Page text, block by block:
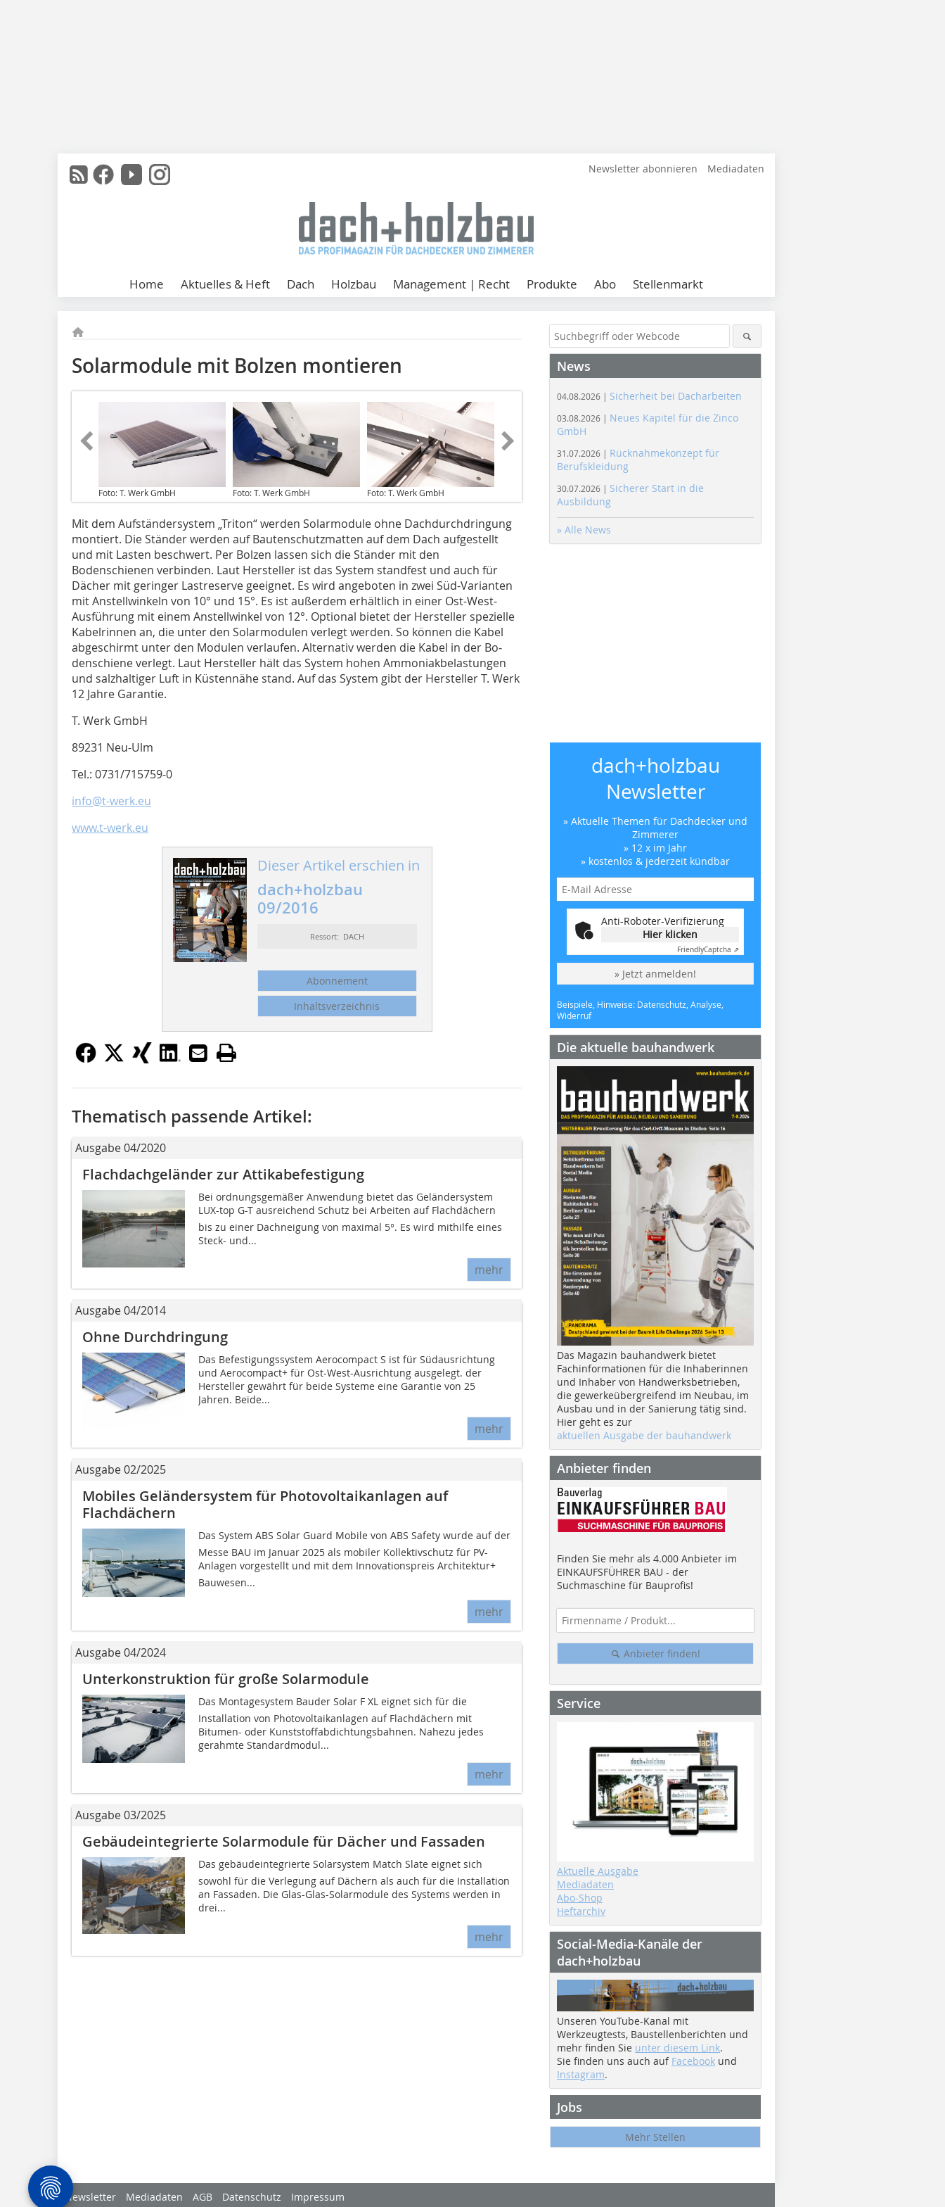
Newsletter abonnieren Mediadaten
Home Aktuelles & Heft Dach Holzbau Management | Recht Produkte Abo Stellenmarkt
Solarmodule mit Bolzen montieren
Foto: T. Werk GmbH Foto: T. Werk GmbH Foto: T. Werk GmbH
Mit dem Aufständersystem „Triton“ werden Solarmodule ohne Dachdurchdringung
montiert. Die Ständer werden auf Bautenschutzmatten auf dem Dach aufgestellt
und mit Lasten beschwert. Per Bolzen lassen sich die Ständer mit den
Bodenschienen verbinden. Laut Hersteller ist das System standfest und auch für
Dächer mit geringer Lastreserve geeignet. Es wird angeboten in zwei Süd-Varianten
mit Anstellwinkeln von 10° und 15°. Es ist außerdem erhältlich in einer Ost-West-
Ausführung mit einem Anstellwinkel von 12°. Optional bietet der Hersteller spezielle
Kabelrinnen an, die unter den Solarmodulen verlegt werden. So können die Kabel
abgeschirmt unter den Modulen verlaufen. Alternativ werden die Kabel in der Bo­
denschiene verlegt. Laut Hersteller hält das System hohen Ammoniakbelastungen
und salzhaltiger Luft in Küstennähe stand. Auf das System gibt der Hersteller T. Werk
12 Jahre Garantie.
T. Werk GmbH
89231 Neu-Ulm
Tel.: 0731/715759-0
info@t-werk.eu
www.t-werk.eu
Dieser Artikel erschien in
dach+holzbau
09/2016
Ressort: DACH
Abonnement
Inhaltsverzeichnis
Thematisch passende Artikel:
Ausgabe 04/2020
Flachdachgeländer zur Attikabefestigung
Bei ordnungsgemäßer Anwendung bietet das Geländersystem
LUX-top G-T ausreichend Schutz bei Arbeiten auf Flachdächern
bis zu einer Dachneigung von maximal 5°. Es wird mithilfe eines
Steck- und...
mehr
Ausgabe 04/2014
Ohne Durchdringung
Das Befestigungssystem Aerocompact S ist für Südausrichtung
und Aerocompact+ für Ost-West-Ausrichtung ausgelegt. der
Hersteller gewährt für beide Systeme eine Garantie von 25
Jahren. Beide...
mehr
Ausgabe 02/2025
Mobiles Geländersystem für Photovoltaikanlagen auf
Flachdächern
Das System ABS Solar Guard Mobile von ABS Safety wurde auf der
Messe BAU im Januar 2025 als mobiler Kollektivschutz für PV-
Anlagen vorgestellt und mit dem Innovationspreis Architektur+
Bauwesen...
mehr
Ausgabe 04/2024
Unterkonstruktion für große Solarmodule
Das Montagesystem Bauder Solar F XL eignet sich für die
Installation von Photovoltaikanlagen auf Flachdächern mit
Bitumen- oder Kunststoffabdichtungsbahnen. Nahezu jedes
gerahmte Standardmodul...
mehr
Ausgabe 03/2025
Gebäudeintegrierte Solarmodule für Dächer und Fassaden
Das gebäudeintegrierte Solarsystem Match Slate eignet sich
sowohl für die Verlegung auf Dächern als auch für die Installation
an Fassaden. Die Glas-Glas-Solarmodule des Systems werden in
drei...
mehr
News
04.08.2026 | Sicherheit bei Dacharbeiten
03.08.2026 | Neues Kapitel für die Zinco
GmbH
31.07.2026 | Rücknahmekonzept für
Berufskleidung
30.07.2026 | Sicherer Start in die
Ausbildung
» Alle News
dach+holzbau
Newsletter
» Aktuelle Themen für Dachdecker und
Zimmerer
» 12 x im Jahr
» kostenlos & jederzeit kündbar
Anti-Roboter-Verifizierung
Hier klicken
FriendlyCaptcha ⇗
» Jetzt anmelden!
Beispiele, Hinweise: Datenschutz, Analyse,
Widerruf
Die aktuelle bauhandwerk
Das Magazin bauhandwerk bietet
Fachinformationen für die Inhaberinnen
und Inhaber von Handwerksbetrieben,
die gewerkeübergreifend im Neubau, im
Ausbau und in der Sanierung tätig sind.
Hier geht es zur
aktuellen Ausgabe der bauhandwerk
Anbieter finden
Finden Sie mehr als 4.000 Anbieter im
EINKAUFSFÜHRER BAU - der
Suchmaschine für Bauprofis!
Anbieter finden!
Service
Aktuelle Ausgabe
Mediadaten
Abo-Shop
Heftarchiv
Social-Media-Kanäle der
dach+holzbau
Unseren YouTube-Kanal mit
Werkzeugtests, Baustellenberichten und
mehr finden Sie unter diesem Link.
Sie finden uns auch auf Facebook und
Instagram.
Jobs
Mehr Stellen
Newsletter Mediadaten AGB Datenschutz Impressum